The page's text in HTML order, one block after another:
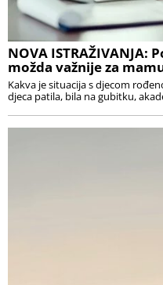
NOVA
možda važnije za
Kakva je situacija s djecom
djeca patila, bila na gubitku,